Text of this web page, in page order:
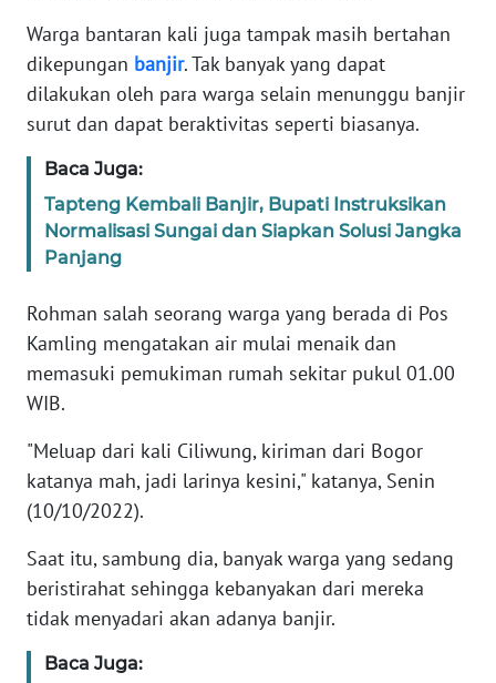
Warga bantaran kali juga tampak masih bertahan
dikepungan banjir. Tak banyak yang dapat
dilakukan oleh para warga selain menunggu banjir
surut dan dapat beraktivitas seperti biasanya.
Baca Juga:
Tapteng Kembali Banjir, Bupati Instruksikan
Normalisasi Sungai dan Siapkan Solusi Jangka
Panjang
Rohman salah seorang warga yang berada di Pos
Kamling mengatakan air mulai menaik dan
memasuki pemukiman rumah sekitar pukul 01.00
WIB.
"Meluap dari kali Ciliwung, kiriman dari Bogor
katanya mah, jadi larinya kesini," katanya, Senin
(10/10/2022).
Saat itu, sambung dia, banyak warga yang sedang
beristirahat sehingga kebanyakan dari mereka
tidak menyadari akan adanya banjir.
Baca Juga:
INDEKS
BERITA
KONTAK
KAMI
INFO
IKLAN
PEDOMAN
MEDIA
SIBER
REDAKSI
KARIR
DISCLAIMER